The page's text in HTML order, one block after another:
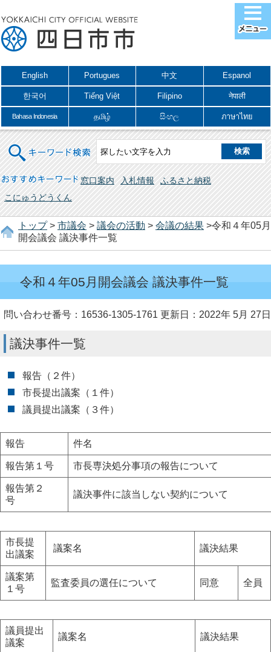
English Portugues 中文 Espanol
한국어 Tiếng Việt Filipino नेपाली
Bahasa Indonesia தமிழ் සිංහල ภาษาไทย
キーワード検索
おすすめキーワード 窓口案内 入札情報
ふるさと納税
こにゅうどうくん
トップ> 市議会 > 議会の活動 > 会議の結果 >令和４年05月
開会議会 議決事件一覧
令和４年05月開会議会 議決事件一覧
問い合わせ番号：16536-1305-1761 更新日：2022年 5月 27日
議決事件一覧
報告（２件）
市長提出議案（１件）
議員提出議案（３件）
報告 件名
報告第１号 市長専決処分事項の報告について
報告第２
号
議決事件に該当しない契約について
市長提
出議案
議案名 議決結果
議案第
１号
監査委員の選任について 同意 全員
議員提出
議案
議案名 議決結果